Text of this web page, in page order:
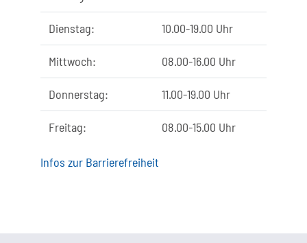
Dienstag: 10.00-19.00 Uhr
Mittwoch: 08.00-16.00 Uhr
Donnerstag: 11.00-19.00 Uhr
Freitag: 08.00-15.00 Uhr
Infos zur Barrierefreiheit